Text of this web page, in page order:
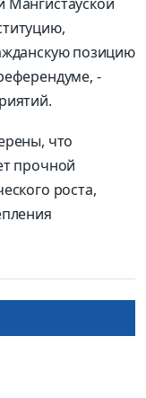
позицию
-
что
прочной
роста,